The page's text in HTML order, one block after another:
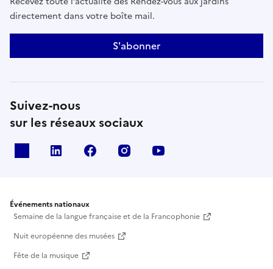
directement dans votre boîte mail.
S'abonner
Suivez-nous
sur les réseaux sociaux
Linkedin Facebook Instagram
Événements nationaux
Semaine de la langue française et de la Francophonie
Nuit européenne des musées
Fête de la musique